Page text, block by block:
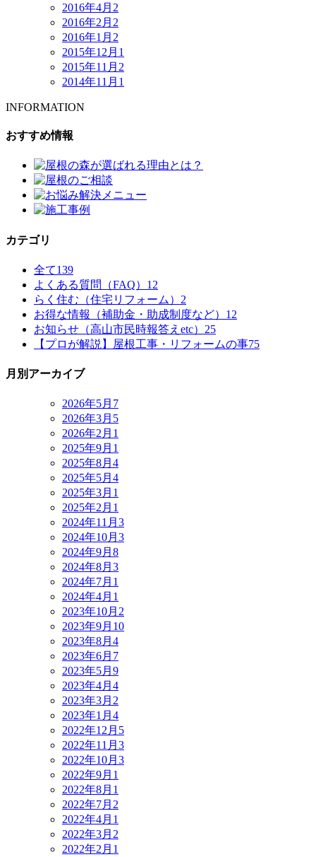
2016年4月 2
2016年2月 2
2016年1月 2
2015年12月 1
2015年11月 2
2014年11月 1
INFORMATION
おすすめ情報
カテゴリ
全て139
よくある質問（FAQ） 12
らく住む（住宅リフォーム） 2
お得な情報（補助金・助成制度など） 12
お知らせ（高山市民時報答えetc） 25
【プロが解説】屋根工事・リフォームの事75
月別アーカイブ
2026年5月 7
2026年3月 5
2026年2月 1
2025年9月 1
2025年8月 4
2025年5月 4
2025年3月 1
2025年2月 1
2024年11月 3
2024年10月 3
2024年9月 8
2024年8月 3
2024年7月 1
2024年4月 1
2023年10月 2
2023年9月 10
2023年8月 4
2023年6月 7
2023年5月 9
2023年4月 4
2023年3月 2
2023年1月 4
2022年12月 5
2022年11月 3
2022年10月 3
2022年9月 1
2022年8月 1
2022年7月 2
2022年4月 1
2022年3月 2
2022年2月 1